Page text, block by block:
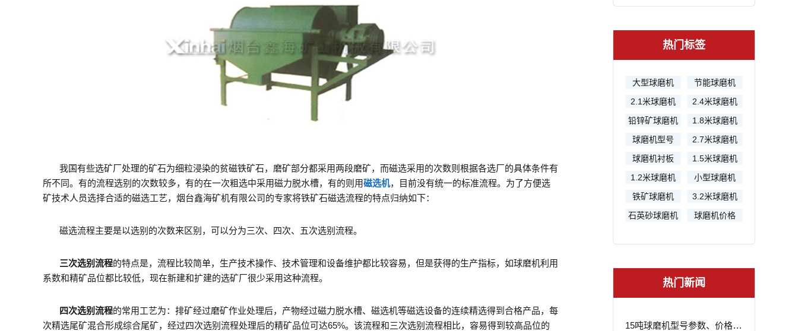
我国有些选矿厂处理的矿石为细粒浸染的贫磁铁矿石，磨矿部分都采用两段磨矿，而磁选采用的次数则根据各选厂的具体条件有
所不同。有的流程选别的次数较多，有的在一次粗选中采用磁力脱水槽，有的则用磁选机，目前没有统一的标准流程。为了方便选
矿技术人员选择合适的磁选工艺，烟台鑫海矿机有限公司的专家将铁矿石磁选流程的特点归纳如下：
磁选流程主要是以选别的次数来区别，可以分为三次、四次、五次选别流程。
三次选别流程的特点是，流程比较简单，生产技术操作、技术管理和设备维护都比较容易，但是获得的生产指标，如球磨机利用
系数和精矿品位都比较低，现在新建和扩建的选矿厂很少采用这种流程。
四次选别流程的常用工艺为：排矿经过磨矿作业处理后，产物经过磁力脱水槽、磁选机等磁选设备的连续精选得到合格产品，每
次精选尾矿混合形成综合尾矿，经过四次选别流程处理后的精矿品位可达65%。该流程和三次选别流程相比，容易得到较高品位的
热门标签
大型球磨机
节能球磨机
2.1米球磨机
2.4米球磨机
铅锌矿球磨机
1.8米球磨机
球磨机型号
2.7米球磨机
球磨机衬板
1.5米球磨机
1.2米球磨机
小型球磨机
铁矿球磨机
3.2米球磨机
石英砂球磨机
球磨机价格
热门新闻
15吨球磨机型号参数、价格及应用领域